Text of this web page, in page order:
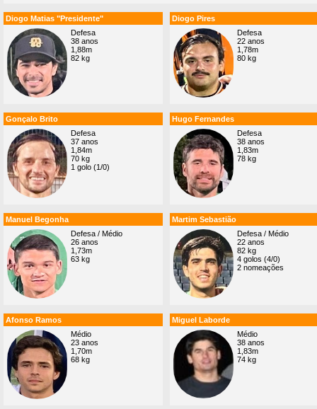
Diogo Matias "Presidente"
Defesa
38 anos
1,88m
82 kg
Diogo Pires
Defesa
22 anos
1,78m
80 kg
Gonçalo Brito
Defesa
37 anos
1,84m
70 kg
1 golo (1/0)
Hugo Fernandes
Defesa
38 anos
1,83m
78 kg
Manuel Begonha
Defesa / Médio
26 anos
1,73m
63 kg
Martim Sebastião
Defesa / Médio
22 anos
82 kg
4 golos (4/0)
2 nomeações
Afonso Ramos
Médio
23 anos
1,70m
68 kg
Miguel Laborde
Médio
38 anos
1,83m
74 kg